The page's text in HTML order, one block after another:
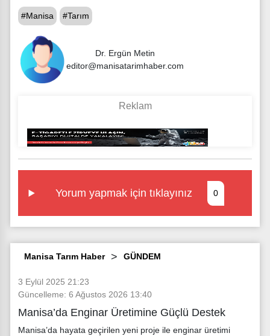
#Manisa #Tarım
Dr. Ergün Metin
editor@manisatarimhaber.com
Yorum yapmak için tıklayınız 0
Manisa Tarım Haber GÜNDEM
3 Eylül 2025 21:23
Güncelleme: 6 Ağustos 2026 13:40
Manisa’da Enginar Üretimine Güçlü Destek
Manisa’da hayata geçirilen yeni proje ile enginar üretimi